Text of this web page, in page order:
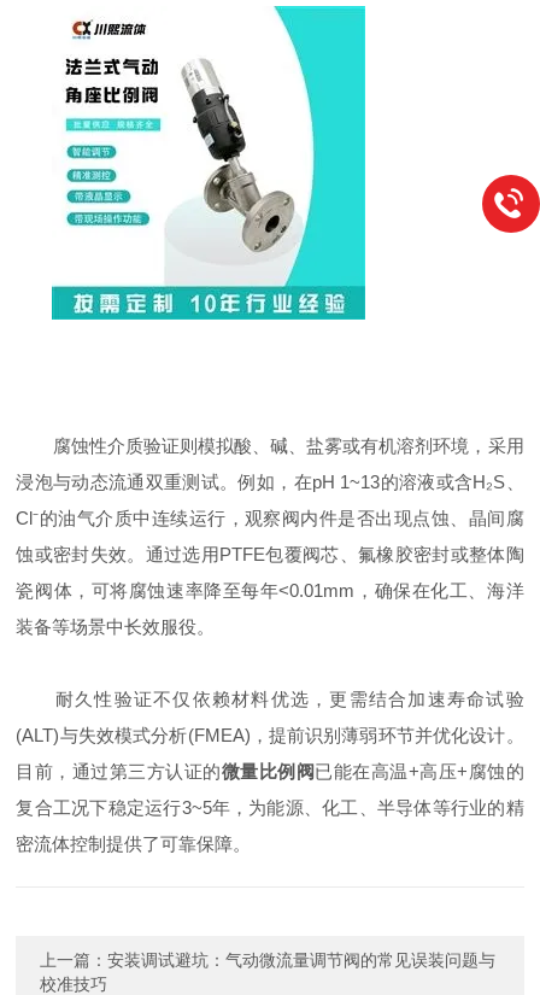
腐蚀性介质验证则模拟酸、碱、盐雾或有机溶剂环境，采用
浸泡与动态流通双重测试。例如，在pH 1~13的溶液或含H₂S、
Cl⁻的油气介质中连续运行，观察阀内件是否出现点蚀、晶间腐
蚀或密封失效。通过选用PTFE包覆阀芯、氟橡胶密封或整体陶
瓷阀体，可将腐蚀速率降至每年<0.01mm，确保在化工、海洋
装备等场景中长效服役。
耐久性验证不仅依赖材料优选，更需结合加速寿命试验
(ALT)与失效模式分析(FMEA)，提前识别薄弱环节并优化设计。
目前，通过第三方认证的微量比例阀已能在高温+高压+腐蚀的
复合工况下稳定运行3~5年，为能源、化工、半导体等行业的精
密流体控制提供了可靠保障。
上一篇：安装调试避坑：气动微流量调节阀的常见误装问题与
校准技巧